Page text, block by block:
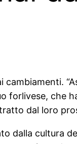
forlivese, che
dal loro
dalla cultura